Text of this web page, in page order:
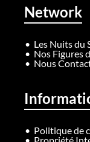
Network
Les Nuits du
Nos Figures
Nous
Politique de